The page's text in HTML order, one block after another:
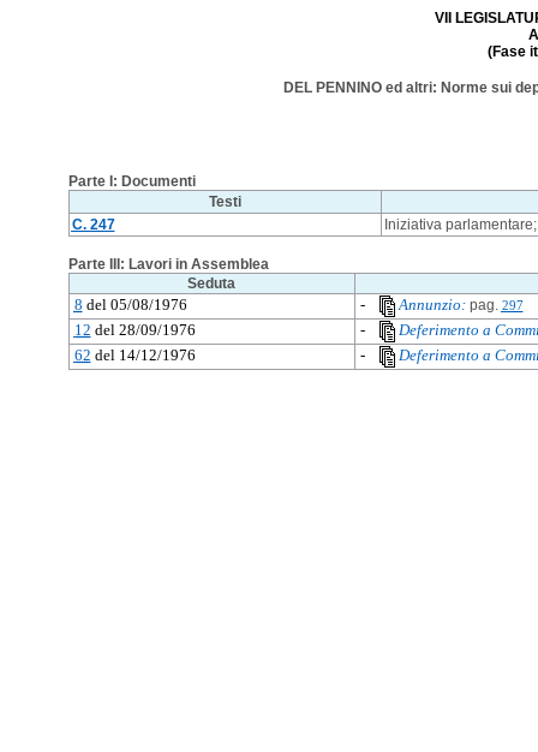
VII
(Fase
DEL PENNINO ed altri: Norme sui
Parte I: Documenti
Testi
C. 247
Iniziativa
Parte III: Lavori in Assemblea
Seduta
8 del 05/08/1976 - Annunzio:pag. 297
12 del 28/09/1976 -
Deferimento a
62 del 14/12/1976 - Deferimento a